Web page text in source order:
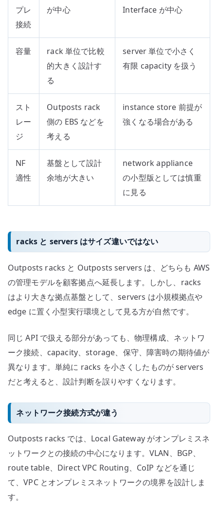
プレ
接続
が中心
Interface が中心
容量
rack 単位で比較
的大きく設計す
る
server 単位で小さく
有限 capacity を扱う
スト
レー
ジ
Outposts rack
側の EBS などを
考える
instance store 前提が
強くなる場合がある
NF
適性
基盤として設計
余地が大きい
network appliance
の小型版としては慎重
に見る
racks と servers はサイズ違いではない
Outposts racks と Outposts servers は、どちらも AWS
の管理モデルを顧客拠点へ延長します。しかし、racks
はより大きな拠点基盤として、servers は小規模拠点や
edge に置く小型実行環境として見る方が自然です。
同じ API で扱える部分があっても、物理構成、ネットワ
ーク接続、capacity、storage、保守、障害時の期待値が
異なります。単純に racks を小さくしたものが servers
だと考えると、設計判断を誤りやすくなります。
ネットワーク接続方式が違う
Outposts racks では、Local Gateway がオンプレミスネ
ットワークとの接続の中心になります。VLAN、BGP、
route table、Direct VPC Routing、CoIP などを通じ
て、VPC とオンプレミスネットワークの境界を設計しま
す。